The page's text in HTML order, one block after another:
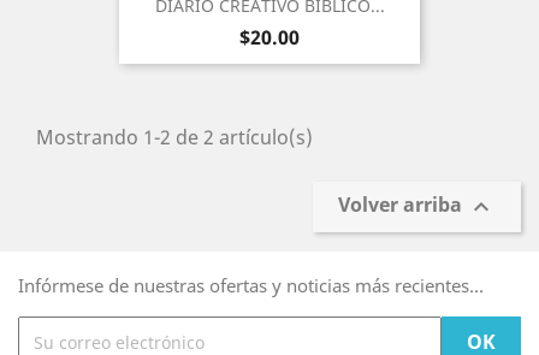
DIARIO CREATIVO BÍBLICO...
Precio
$20.00
Mostrando 1-2 de 2 artículo(s)
Volver arriba 
Infórmese de nuestras ofertas y noticias más recientes...